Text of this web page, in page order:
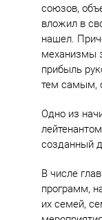
союзов,
вложил в
нашел.
механизмы
прибыль
тем самым,
Одно из
созданный
В числе
программ,
их семей,